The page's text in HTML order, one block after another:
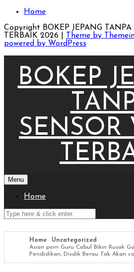
Skip
content
Home
Copyright BOKEP JEPANG
TERBAIK 2026 |
Theme by
powered by WordPress
BOKEP
SENSOR
Menu
Home
Home
Uncategorized
Asian porn Guru Cabul Bikin Rusak
Pendidikan, Disdik Berau Tak Akan